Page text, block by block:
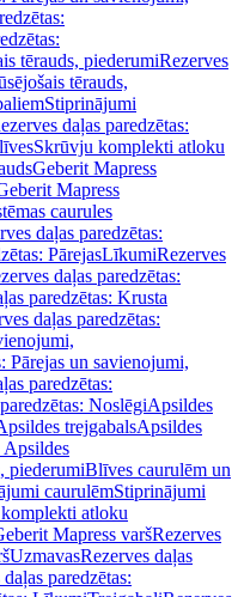
tērauds, piederumiRezerves
tērauds,
Stiprinājumi
daļas paredzētas:
Skrūvju komplekti atloku
Geberit Mapress
Mapress
caurules
daļas paredzētas:
PārejasLīkumiRezerves
daļas paredzētas:
paredzētas: Krusta
daļas paredzētas:
Pārejas un savienojumi,
paredzētas:
NoslēgiApsildes
trejgabalsApsildes
Apsildes
piederumiBlīves caurulēm un
caurulēmStiprinājumi
atloku
Mapress varšRezerves
UzmavasRezerves daļas
paredzētas: